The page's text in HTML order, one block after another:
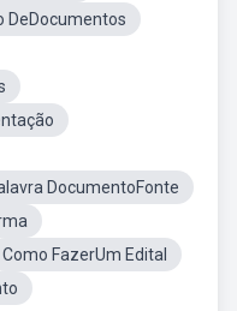
DeDocumentos
DocumentoFonte
Como FazerUm Edital